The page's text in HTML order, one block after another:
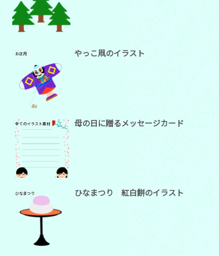
お正月 やっこ凧のイラスト
全てのイラスト素材 母の日に贈るメッセージカード
ひなまつり ひなまつり 紅白餅のイラスト